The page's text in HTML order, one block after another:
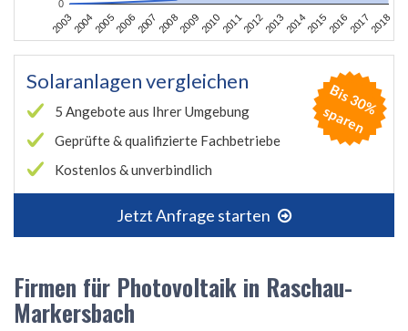
2003200420052006200720082009201020112012201320142015201620172018
0
Solaranlagen vergleichen
5 Angebote aus Ihrer Umgebung
Geprüfte & qualifizierte Fachbetriebe
Kostenlos & unverbindlich
Jetzt Anfrage starten
B
is
3
0
%
s
p
a
r
e
n
Firmen für Photovoltaik in Raschau-
Markersbach